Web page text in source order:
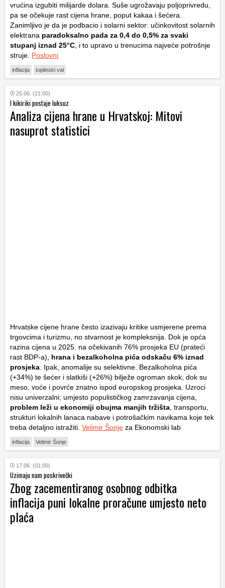
vrućina izgubiti milijarde dolara. Suše ugrožavaju poljoprivredu,
pa se očekuje rast cijena hrane, poput kakaa i šećera.
Zanimljivo je da je podbacio i solarni sektor: učinkovitost solarnih
elektrana paradoksalno pada za 0,4 do 0,5% za svaki
stupanj iznad 25°C, i to upravo u trenucima najveće potrošnje
struje. Poslovni
inflacija toplinski val
25.06. (21:00)
I kikiriki postaje luksuz
Analiza cijena hrane u Hrvatskoj: Mitovi
nasuprot statistici
Hrvatske cijene hrane često izazivaju kritike usmjerene prema
trgovcima i turizmu, no stvarnost je kompleksnija. Dok je opća
razina cijena u 2025. na očekivanih 76% prosjeka EU (prateći
rast BDP-a), hrana i bezalkoholna pića odskaču 6% iznad
prosjeka . Ipak, anomalije su selektivne. Bezalkoholna pića
(+34%) te šećer i slatkiši (+26%) bilježe ogroman skok, dok su
meso, voće i povrće znatno ispod europskog prosjeka. Uzroci
nisu univerzalni; umjesto populističkog zamrzavanja cijena,
problem leži u ekonomiji obujma manjih tržišta , transportu,
strukturi lokalnih lanaca nabave i potrošačkim navikama koje tek
treba detaljno istražiti. Velimir Šonje za Ekonomski lab
inflacija Velimir Šonje
17.06. (01:00)
Uzimaju nam poskrivečki
Zbog zacementiranog osobnog odbitka
inflacija puni lokalne proračune umjesto neto
plaća